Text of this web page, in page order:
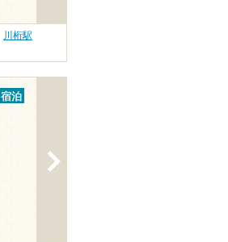
川桁駅
宿泊